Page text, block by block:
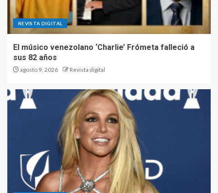
REVISTA DIGITAL
El músico venezolano ‘Charlie’ Frómeta falleció a
sus 82 años
agosto 9, 2026 Revista digital